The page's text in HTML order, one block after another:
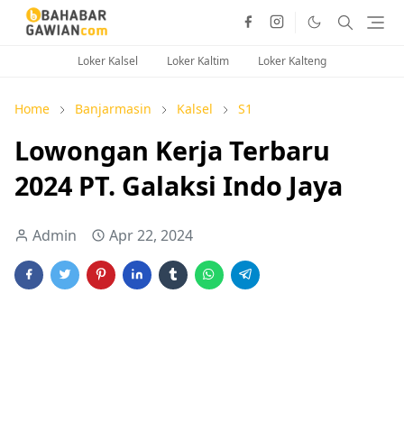
Loker Kalsel Loker Kaltim Loker Kalteng
Home Banjarmasin Kalsel S1
Lowongan Kerja Terbaru
2024 PT. Galaksi Indo Jaya
Admin Apr 22, 2024